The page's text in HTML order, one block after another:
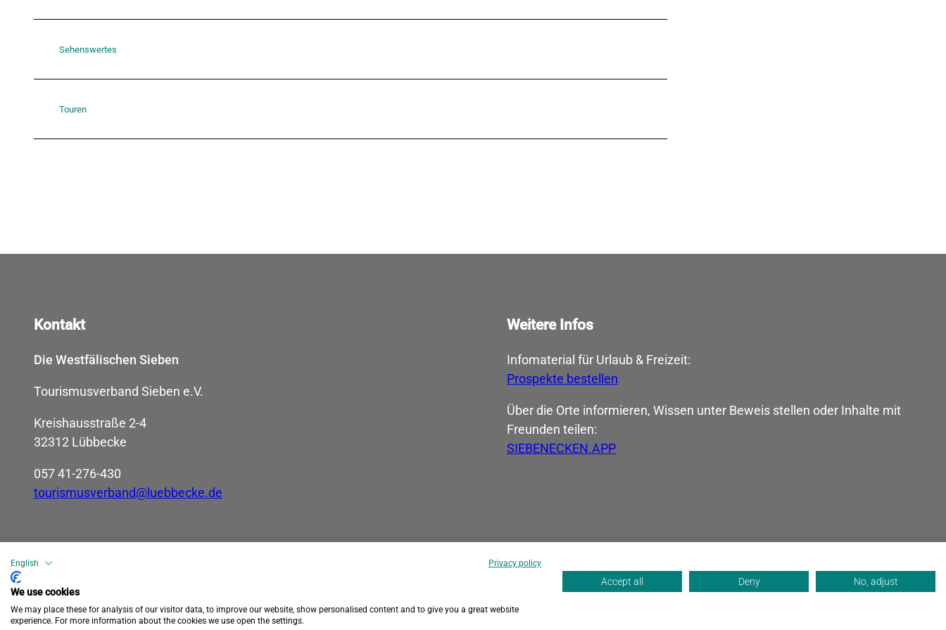
English Privacy policy
We use cookies
We may place these for analysis of our visitor data, to improve our website, show personalised content and to give you a great website
experience. For more information about the cookies we use open the settings.
Accept all Deny No, adjust
Sehenswertes
Touren
Kontakt
Die Westfälischen Sieben
Tourismusverband Sieben e.V.
Kreishausstraße 2-4
32312 Lübbecke
057 41-276-430
tourismusverband@luebbecke.de
Weitere Infos
Infomaterial für Urlaub & Freizeit:
Prospekte bestellen
Über die Orte informieren, Wissen unter Beweis stellen oder Inhalte mit
Freunden ­teilen:
SIEBENECKEN.APP
a
r
b
Datenschutz Barrierefreiheit Impressum